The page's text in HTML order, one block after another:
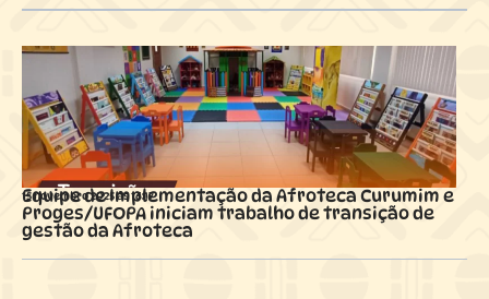
15 novembro 2025 ás16:17
Equipe de Implementação da Afroteca Curumim e
Proges/UFOPA iniciam trabalho de transição de
gestão da Afroteca